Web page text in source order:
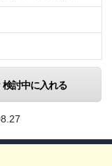
検討中に入れる